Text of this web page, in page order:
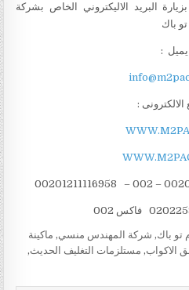
البريد الاليكتروني الخاص بشركة
باك
ايميل :
الالكترونى :
تو باك, شركة المهندس منسي, ماكينة
الاكواب, مستلزمات التغليف الحديث,